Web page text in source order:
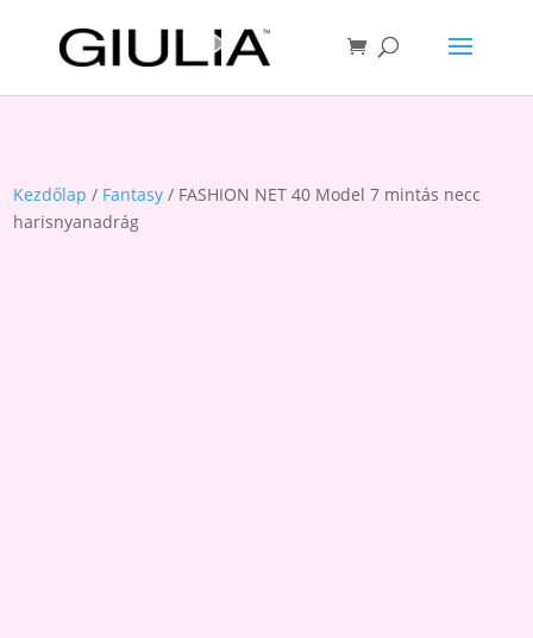
Kezdőlap / Fantasy / FASHION NET 40 Model 7 mintás necc
harisnyanadrág